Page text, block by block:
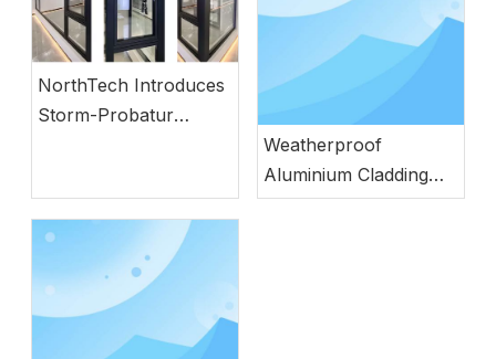
NorthTech Introduces
Storm-Probatur
Engineering
Weatherproof
Aluminium Cladding
Door Wood Natural